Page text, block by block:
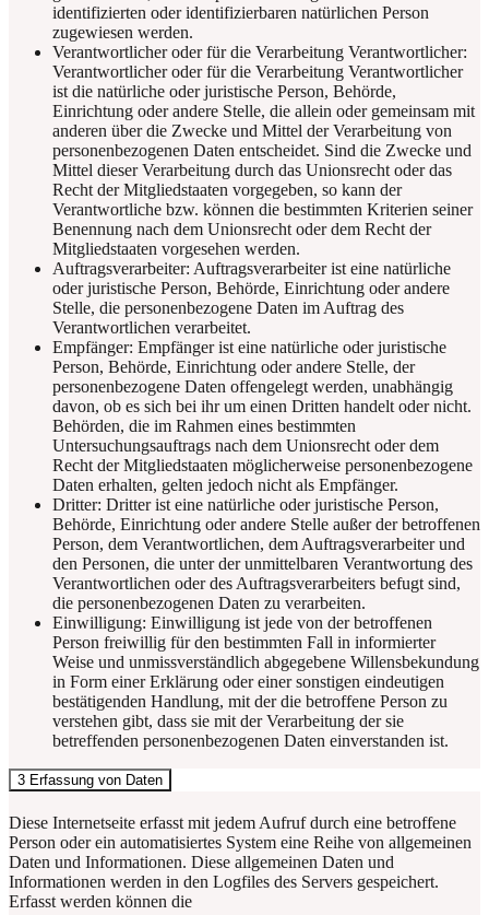
identifizierten oder identifizierbaren natürlichen Person
zugewiesen werden.
Verantwortlicher oder für die Verarbeitung Verantwortlicher:
Verantwortlicher oder für die Verarbeitung Verantwortlicher
ist die natürliche oder juristische Person, Behörde,
Einrichtung oder andere Stelle, die allein oder gemeinsam mit
anderen über die Zwecke und Mittel der Verarbeitung von
personenbezogenen Daten entscheidet. Sind die Zwecke und
Mittel dieser Verarbeitung durch das Unionsrecht oder das
Recht der Mitgliedstaaten vorgegeben, so kann der
Verantwortliche bzw. können die bestimmten Kriterien seiner
Benennung nach dem Unionsrecht oder dem Recht der
Mitgliedstaaten vorgesehen werden.
Auftragsverarbeiter: Auftragsverarbeiter ist eine natürliche
oder juristische Person, Behörde, Einrichtung oder andere
Stelle, die personenbezogene Daten im Auftrag des
Verantwortlichen verarbeitet.
Empfänger: Empfänger ist eine natürliche oder juristische
Person, Behörde, Einrichtung oder andere Stelle, der
personenbezogene Daten offengelegt werden, unabhängig
davon, ob es sich bei ihr um einen Dritten handelt oder nicht.
Behörden, die im Rahmen eines bestimmten
Untersuchungsauftrags nach dem Unionsrecht oder dem
Recht der Mitgliedstaaten möglicherweise personenbezogene
Daten erhalten, gelten jedoch nicht als Empfänger.
Dritter: Dritter ist eine natürliche oder juristische Person,
Behörde, Einrichtung oder andere Stelle außer der betroffenen
Person, dem Verantwortlichen, dem Auftragsverarbeiter und
den Personen, die unter der unmittelbaren Verantwortung des
Verantwortlichen oder des Auftragsverarbeiters befugt sind,
die personenbezogenen Daten zu verarbeiten.
Einwilligung: Einwilligung ist jede von der betroffenen
Person freiwillig für den bestimmten Fall in informierter
Weise und unmissverständlich abgegebene Willensbekundung
in Form einer Erklärung oder einer sonstigen eindeutigen
bestätigenden Handlung, mit der die betroffene Person zu
verstehen gibt, dass sie mit der Verarbeitung der sie
betreffenden personenbezogenen Daten einverstanden ist.
3 Erfassung von Daten
Diese Internetseite erfasst mit jedem Aufruf durch eine betroffene
Person oder ein automatisiertes System eine Reihe von allgemeinen
Daten und Informationen. Diese allgemeinen Daten und
Informationen werden in den Logfiles des Servers gespeichert.
Erfasst werden können die